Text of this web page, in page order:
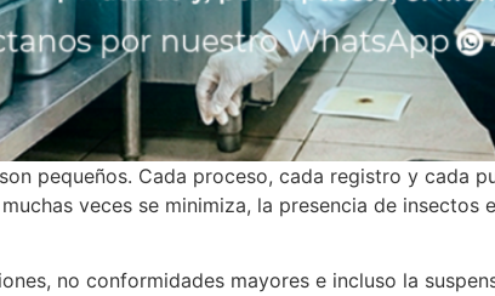
pequeños. Cada proceso, cada registro y cada
veces se minimiza, la presencia de
no conformidades mayores e incluso la